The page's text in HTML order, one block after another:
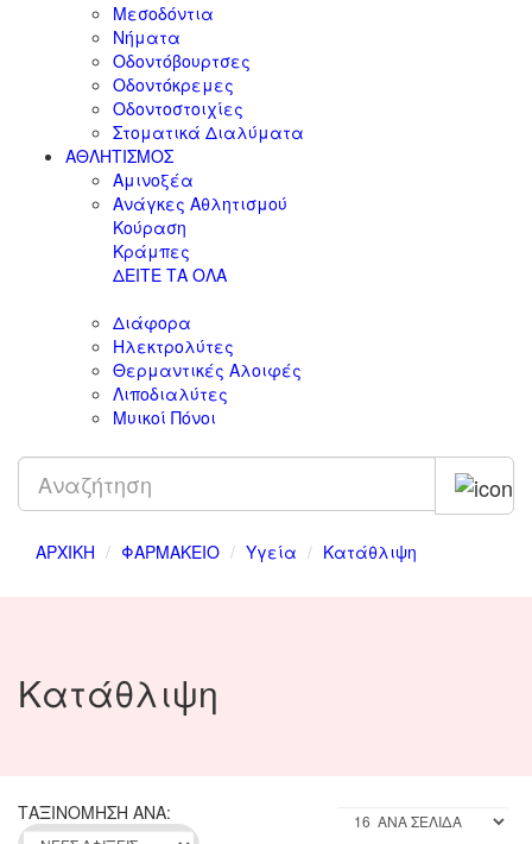
Μεσοδόντια
Νήματα
Οδοντόβουρτσες
Οδοντόκρεμες
Οδοντοστοιχίες
Στοματικά Διαλύματα
ΑΘΛΗΤΙΣΜΟΣ
Αμινοξέα
Ανάγκες Αθλητισμού
Κούραση
Κράμπες
ΔΕΙΤΕ ΤΑ ΟΛΑ
Διάφορα
Ηλεκτρολύτες
Θερμαντικές Αλοιφές
Λιποδιαλύτες
Μυικοί Πόνοι
ΑΡΧΙΚΗ ΦΑΡΜΑΚΕΙΟ Υγεία Κατάθλιψη
Κατάθλιψη
ΤΑΞΙΝΟΜΗΣΗ ΑΝΑ: